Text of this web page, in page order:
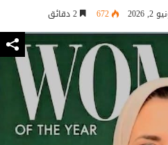
2026
672